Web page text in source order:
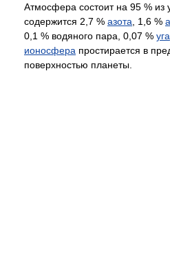
Атмосфера состоит на 95 % из
содержится 2,7 % азота , 1,6 %
0,1 % водяного пара, 0,07 %
ионосфера простирается в
поверхностью планеты.